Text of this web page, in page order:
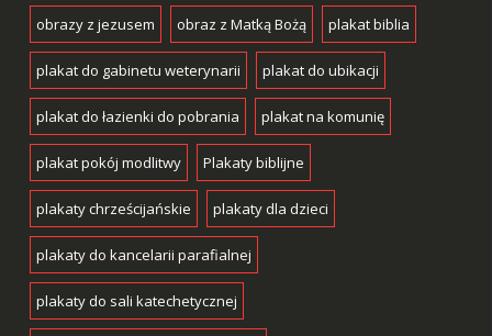
obrazy z jezusem obraz z Matką Bożą plakat biblia
plakat do gabinetu weterynarii plakat do ubikacji
plakat do łazienki do pobrania plakat na komunię
plakat pokój modlitwy Plakaty biblijne
plakaty chrześcijańskie plakaty dla dzieci
plakaty do kancelarii parafialnej
plakaty do sali katechetycznej